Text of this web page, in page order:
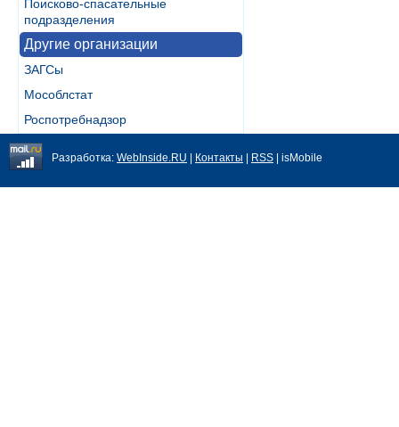
Поисково-спасательные
подразделения
Другие организации
ЗАГСы
Мособлстат
Роспотребнадзор
Разработка: WebInside.RU Контакты RSS | isMobile